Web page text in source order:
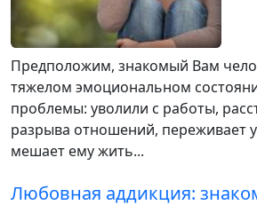
Предположим, знакомый Вам
тяжелом эмоциональном
проблемы: уволили с работы,
разрыва отношений, переживает
мешает ему жить...
Любовная аддикция: